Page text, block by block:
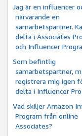
Jag är en influencer
närvarande en
samarbetspartner.
delta i Associates
och Influencer
Som befintlig
samarbetspartner,
registrera mig igen
delta i Influencer
Vad skiljer Amazon
Program från online
Associates?